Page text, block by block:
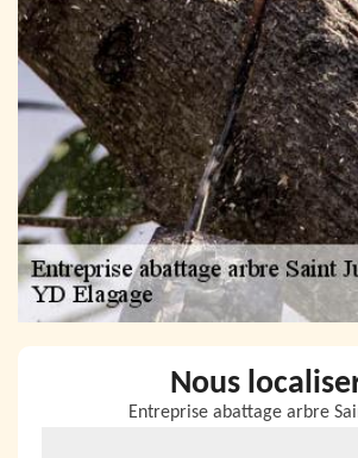
Nous
Entreprise abattage arbre